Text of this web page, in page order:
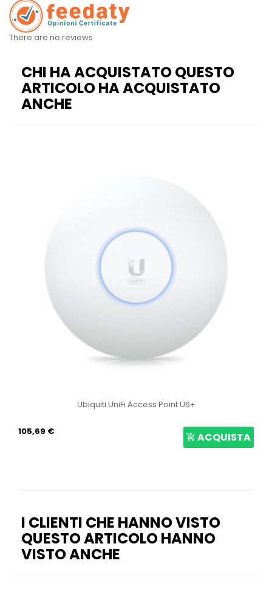
There are no reviews
CHI HA ACQUISTATO QUESTO
ARTICOLO HA ACQUISTATO
ANCHE
Ubiquiti UniFi Access Point U6+
105,69 € ACQUISTA
I CLIENTI CHE HANNO VISTO
QUESTO ARTICOLO HANNO
VISTO ANCHE